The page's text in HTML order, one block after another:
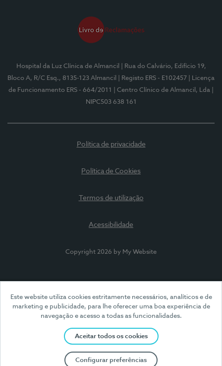
Este website utiliza cookies estritamente necessários, analíticos e de
marketing e publicidade, para lhe oferecer uma boa experiência de
navegação e acesso a todas as funcionalidades.
Aceitar todos os cookies
Configurar preferências
Hospital da Luz Clínica de Almancil
| Rua do Calvário, Edifício 19,
Bloco A, R/C Esq., 8135-123 Almancil
| Registo ERS - E102457
| Licença
de Funcionamento ERS - 664/2011
| Centro Clínico de Almancil, Lda
NIPC503 638 161
Política de privacidade
Política de Cookies
Termos de utilização
Acessibilidade
Copyright 2026 by My Website